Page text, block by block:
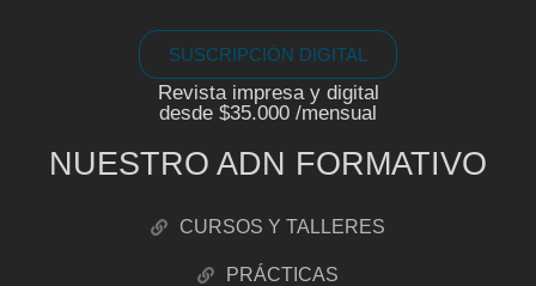
SUSCRIPCIÓN DIGITAL
Revista impresa y digital
desde $35.000 /mensual
NUESTRO ADN FORMATIVO
CURSOS Y TALLERES
PRÁCTICAS